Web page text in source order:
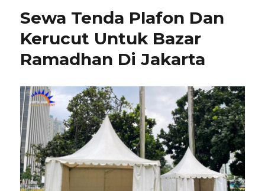
Sewa Tenda Plafon Dan
Kerucut Untuk Bazar
Ramadhan Di Jakarta